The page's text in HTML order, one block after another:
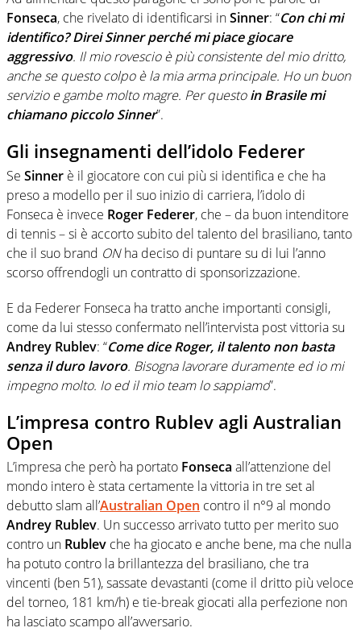
Fonseca, che rivelato di identificarsi inSinner: “Con chi mi
identifico? Direi Sinner perché mi piace giocare
aggressivo. Il mio rovescio è più consistente del mio dritto,
anche se questo colpo è la mia arma principale. Ho un buon
servizio e gambe molto magre. Per questoin Brasile mi
chiamano piccolo Sinner”.
Gli insegnamenti dell’idolo Federer
Se Sinner è il giocatore con cui più si identifica e che ha
preso a modello per il suo inizio di carriera, l’idolo di
Fonseca è invece Roger Federer, che – da buon intenditore
di tennis – si è accorto subito del talento del brasiliano, tanto
che il suo brand ONha deciso di puntare su di lui l’anno
scorso offrendogli un contratto di sponsorizzazione.
E da Federer Fonseca ha tratto anche importanti consigli,
come da lui stesso confermato nell’intervista post vittoria su
Andrey Rublev: “Come dice Roger, il talento non basta
senza il duro lavoro. Bisogna lavorare duramente ed io mi
impegno molto. Io ed il mio team lo sappiamo”.
L’impresa contro Rublev agli Australian
Open
L’impresa che però ha portato Fonseca all’attenzione del
mondo intero è stata certamente la vittoria in tre set al
debutto slam all’Australian Open contro il n°9 al mondo
Andrey Rublev. Un successo arrivato tutto per merito suo
contro un Rublev che ha giocato e anche bene, ma che nulla
ha potuto contro la brillantezza del brasiliano, che tra
vincenti (ben 51), sassate devastanti (come il dritto più veloce
del torneo, 181 km/h) e tie-break giocati alla perfezione non
ha lasciato scampo all’avversario.